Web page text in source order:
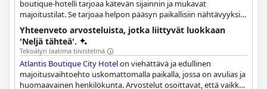
boutique-hotelli tarjoaa kätevän sijainnin ja mukavat
majoitustilat. Se tarjoaa helpon pääsyn paikallisiin nähtävyyksiin
ja ruokailumahdollisuuksiin. Hotellin henkilökohtainen palvelu
ja keskeinen sijainti tekevät siitä sopivan valinnan kaupunkiin
tutustumiseen.
Yhteenveto arvosteluista, jotka liittyvät luokkaan
'Neljä tähteä'.
Tekoälyn laatima tiivistelmä
Atlantis Boutique City Hotelon viehättävä ja edullinen
majoitusvaihtoehto uskomattomalla paikalla, jossa on avulias ja
huomaavainen henkilökunta. Arvostelut osoittavat, että vaikka